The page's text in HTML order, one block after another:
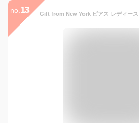
no. 13